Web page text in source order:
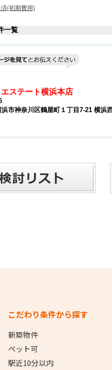
(初期費用)
一覧
ステート横浜本店
市神奈川区鶴屋町１丁目7-21 横浜
こだわり条件から探す
新築物件
ペット可
駅近10分以内